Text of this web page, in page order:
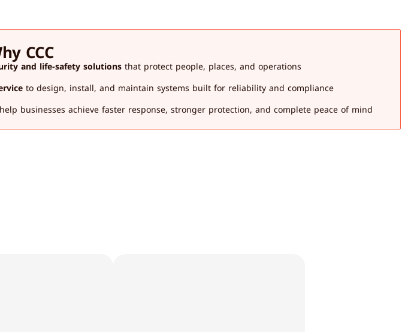
CCC?
and life-safety solutions that protect people, places, and operations.
to design, install, and maintain systems built for reliability and compliance.
businesses achieve faster response, stronger protection, and complete peace of mind.